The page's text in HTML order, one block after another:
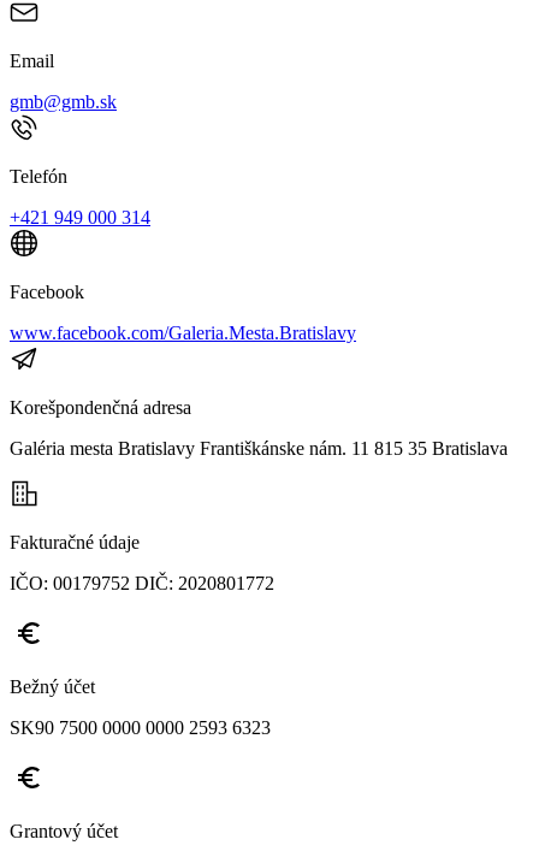
Email
gmb@gmb.sk
Telefón
+421 949 000 314
Facebook
www.facebook.com/Galeria.Mesta.Bratislavy
Korešpondenčná adresa
Galéria mesta Bratislavy Františkánske nám. 11 815 35 Bratislava
Fakturačné údaje
IČO: 00179752 DIČ: 2020801772
Bežný účet
SK90 7500 0000 0000 2593 6323
Grantový účet